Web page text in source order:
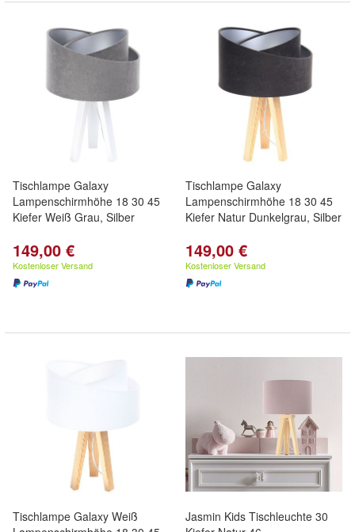
Tischlampe Galaxy
Lampenschirmhöhe 18 30 45
Kiefer Weiß Grau, Silber
149,00 €
Kostenloser Versand
Tischlampe Galaxy
Lampenschirmhöhe 18 30 45
Kiefer Natur Dunkelgrau, Silber
149,00 €
Kostenloser Versand
Tischlampe Galaxy Weiß
Jasmin Kids Tischleuchte 30